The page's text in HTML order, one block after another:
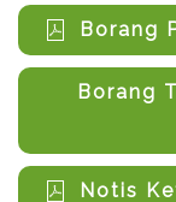
Borang
Borang
Notis